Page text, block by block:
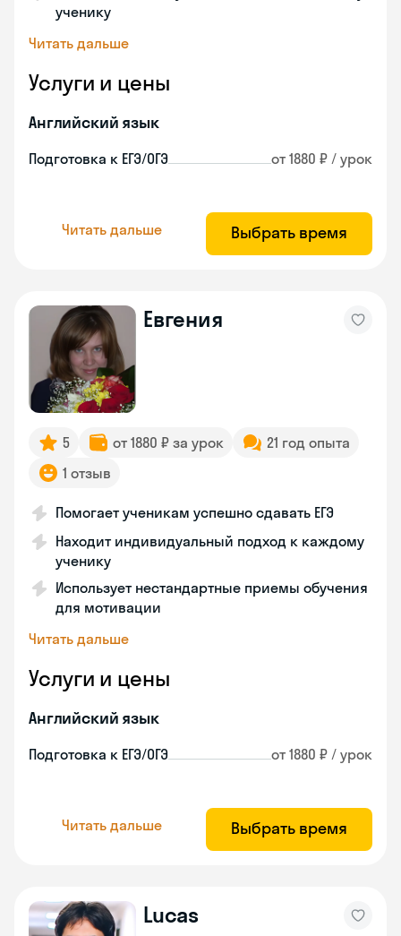
ученику
Читать дальше
Услуги и цены
Английский язык
Подготовка к ЕГЭ/ОГЭ от 1880 ₽ / урок
Читать дальше Выбрать время
Евгения
5 от 1880 ₽ за урок
21 год опыта
1 отзыв
Помогает ученикам успешно сдавать ЕГЭ
Находит индивидуальный подход к каждому
ученику
Использует нестандартные приемы обучения
для мотивации
Читать дальше
Услуги и цены
Английский язык
Подготовка к ЕГЭ/ОГЭ от 1880 ₽ / урок
Читать дальше Выбрать время
Lucas